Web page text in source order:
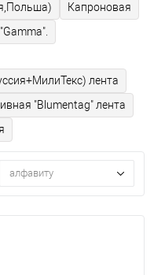
Капроновая
лента
"Blumentag" лента
алфавиту